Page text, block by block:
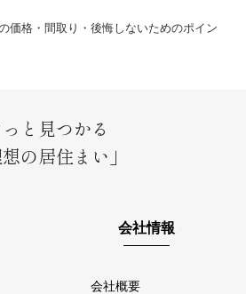
価格・間取り・後悔しないためのポイン
っと見つかる
想の居住まい」
会社情報
会社概要